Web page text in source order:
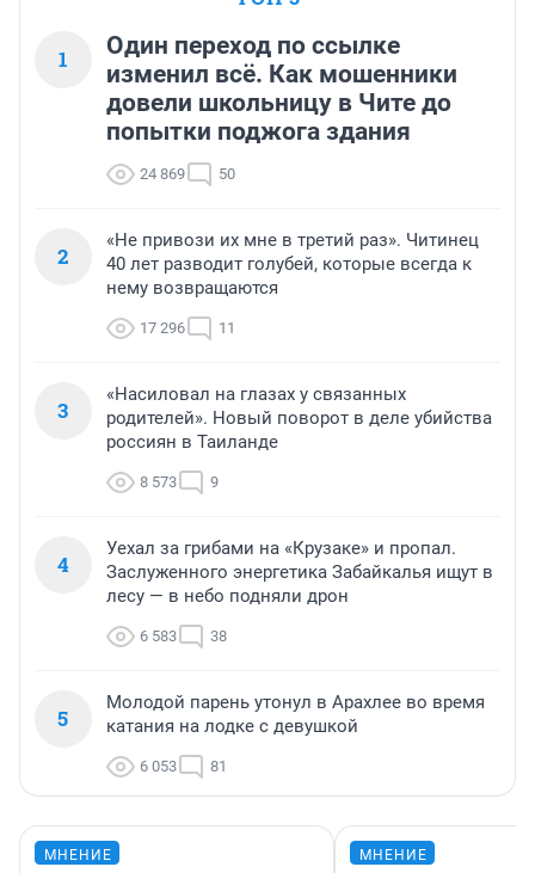
1
Один переход по ссылке
изменил всё. Как мошенники
довели школьницу в Чите до
попытки поджога здания
24 869 50
2
«Не привози их мне в третий раз». Читинец
40 лет разводит голубей, которые всегда к
нему возвращаются
17 296 11
3
«Насиловал на глазах у связанных
родителей». Новый поворот в деле убийства
россиян в Таиланде
8 573 9
4
Уехал за грибами на «Крузаке» и пропал.
Заслуженного энергетика Забайкалья ищут в
лесу — в небо подняли дрон
6 583 38
5
Молодой парень утонул в Арахлее во время
катания на лодке с девушкой
6 053 81
МНЕНИЕ МНЕНИЕ